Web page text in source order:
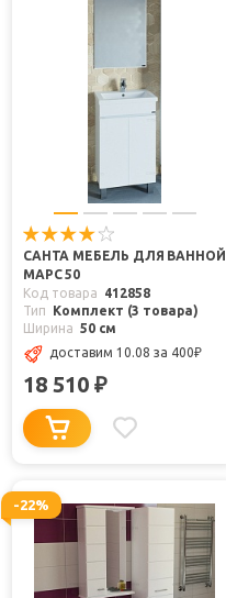
САНТА МЕБЕЛЬ ДЛЯ ВАННОЙ
МАРС 50
Код товара
412858
Тип
Комплект (3 товара)
Ширина 50 см
доставим 10.08 за 400₽
18 510 ₽
-22%